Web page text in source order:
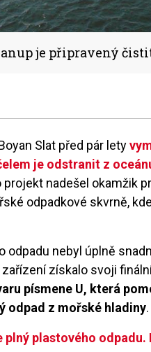
je připravený
Slat před pár lety
je odstranit z
projekt nadešel okamžik
odpadkové skvrně,
odpadu nebyl úplně
získalo svoji
písmene U, která
odpad z mořské hladiny.
plný p lastového odpad u.